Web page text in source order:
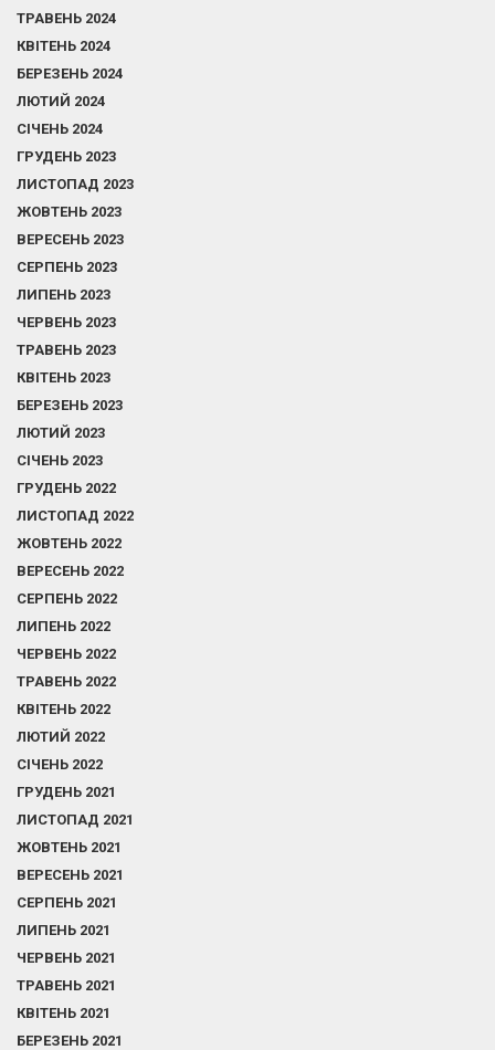
ТРАВЕНЬ 2024
КВІТЕНЬ 2024
БЕРЕЗЕНЬ 2024
ЛЮТИЙ 2024
СІЧЕНЬ 2024
ГРУДЕНЬ 2023
ЛИСТОПАД 2023
ЖОВТЕНЬ 2023
ВЕРЕСЕНЬ 2023
СЕРПЕНЬ 2023
ЛИПЕНЬ 2023
ЧЕРВЕНЬ 2023
ТРАВЕНЬ 2023
КВІТЕНЬ 2023
БЕРЕЗЕНЬ 2023
ЛЮТИЙ 2023
СІЧЕНЬ 2023
ГРУДЕНЬ 2022
ЛИСТОПАД 2022
ЖОВТЕНЬ 2022
ВЕРЕСЕНЬ 2022
СЕРПЕНЬ 2022
ЛИПЕНЬ 2022
ЧЕРВЕНЬ 2022
ТРАВЕНЬ 2022
КВІТЕНЬ 2022
ЛЮТИЙ 2022
СІЧЕНЬ 2022
ГРУДЕНЬ 2021
ЛИСТОПАД 2021
ЖОВТЕНЬ 2021
ВЕРЕСЕНЬ 2021
СЕРПЕНЬ 2021
ЛИПЕНЬ 2021
ЧЕРВЕНЬ 2021
ТРАВЕНЬ 2021
КВІТЕНЬ 2021
БЕРЕЗЕНЬ 2021